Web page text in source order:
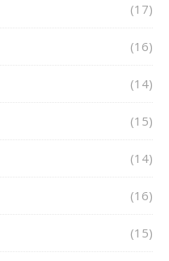
(17)
(16)
(14)
(15)
(14)
(16)
(15)